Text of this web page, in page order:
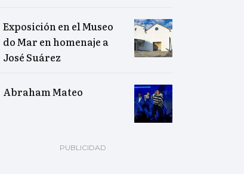
Exposición en el Museo
do Mar en homenaje a
José Suárez
Abraham Mateo